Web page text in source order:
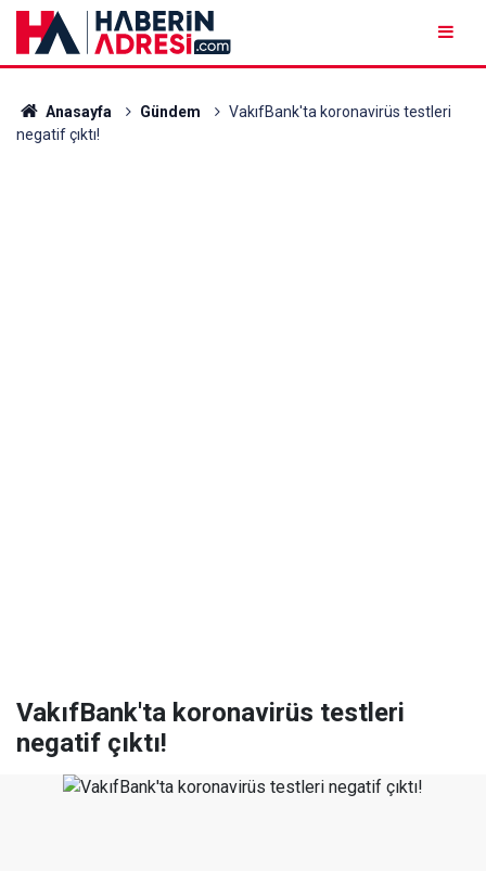
Anasayfa Gündem
VakıfBank'ta koronavirüs testleri
negatif çıktı!
VakıfBank'ta koronavirüs testleri
negatif çıktı!